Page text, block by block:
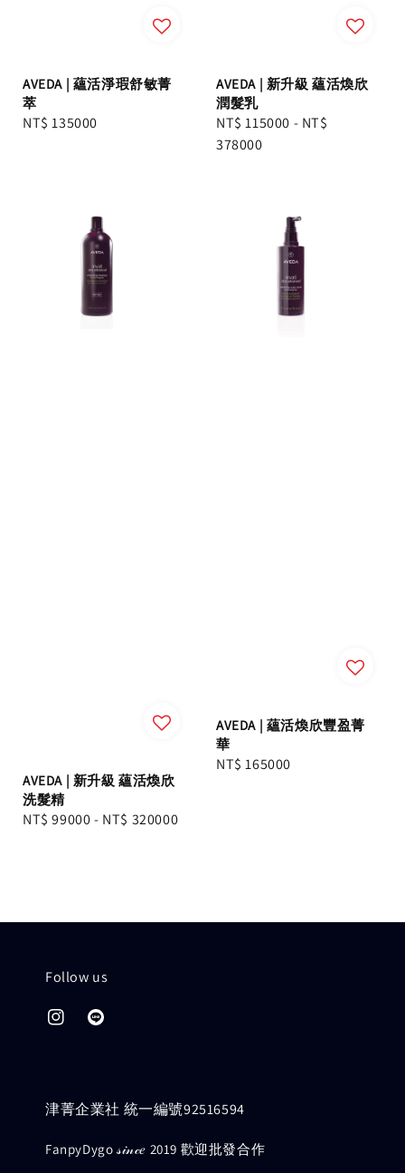
AVEDA | 蘊活淨瑕舒敏菁
萃
Regular
NT$ 135000
AVEDA | 新升級 蘊活煥欣
潤髮乳
Regular
price
NT$ 115000 - NT$
378000
AVEDA | 新升級 蘊活煥欣
洗髮精
Regular
NT$ 99000- NT$ 320000
AVEDA | 蘊活煥欣豐盈菁
華
Regular
NT$ 165000
Follow us
津菁企業社 統一編號92516594
FanpyDygo 𝓈𝒾𝓃𝒸𝑒 2019 歡迎批發合作